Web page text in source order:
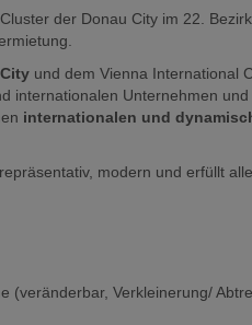
der Donau City im 22.
und dem Vienna International
internationalen Unternehmen und
internationalen und
modern und erfüllt
(veränderbar, Verkleinerung/